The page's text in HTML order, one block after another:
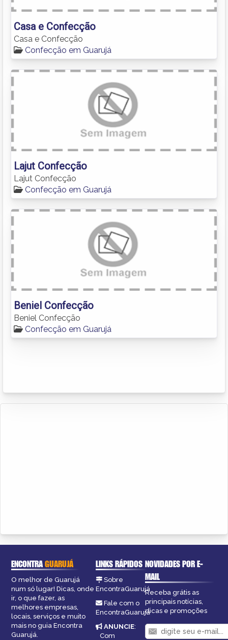
Casa e Confecção
Casa e Confecção
Confecção em Guarujá
Lajut Confecção
Lajut Confecção
Confecção em Guarujá
Beniel Confecção
Beniel Confecção
Confecção em Guarujá
ENCONTRAGUARUJÁ
O melhor de Guarujá
num só lugar! Dicas, onde
ir, o que fazer, as
melhores empresas,
locais, serviços e muito
mais no guia Encontra
Guarujá.
LINKS RÁPIDOS
Sobre
EncontraGuarujá
Fale com o
EncontraGuarujá
ANUNCIE:
Com
NOVIDADES POR E-
MAIL
Receba grátis as
principais notícias,
dicas e promoções